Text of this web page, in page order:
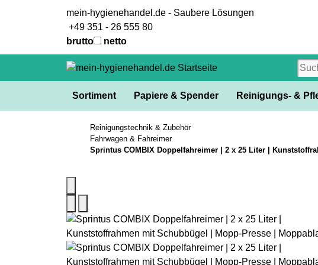
mein-hygienehandel.de - Saubere Lösungen
+49 351 - 26 555 80
brutto
netto
Sortiment Papiere & Spender Reinigungs- &
Reinigungstechnik & Zubehör
Fahrwagen & Fahreimer
Sprintus COMBIX Doppelfahreimer | 2 x 25 Liter |